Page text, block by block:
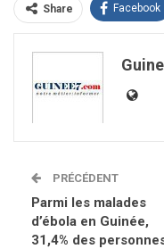
Share Facebook
PRÉCÉDENT
Parmi les malades
d’ébola en Guinée,
31,4% des